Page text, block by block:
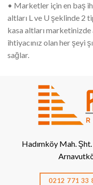
• Marketler için en baş
altları L ve U şeklinde 2
kasa altları marketinizde
ihtiyacınız olan her şeyi
sağlar.
Hadımköy Mah.
0212 771 33